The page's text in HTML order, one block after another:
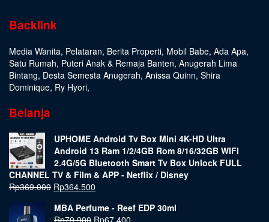
Backlink
Media Wanita, Pelataran, Berita Properti, Mobil Babe, Ada Apa,
Satu Rumah, Puteri Anak & Remaja Banten, Anugerah Lima
Bintang, Desta Semesta Anugerah, Anissa Quinn, Shira
Dominique, Ry Hyori,
Belanja
UPHOME Android Tv Box Mini 4K-HD Ultra
Android 13 Ram 1/2/4GB Rom 8/16/32GB WIFI
2.4G/5G Bluetooth Smart Tv Box Unlock FULL
CHANNEL TV & Film & APP - Netflix / Disney
Rp369.000 Rp364.500
MBA Perfume - Reef EDP 30ml
Rp79.900 Rp67.400